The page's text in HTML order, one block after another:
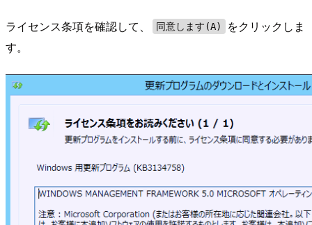
ライセンス条項を確認して、 同意します(A)
をクリックしま
す。